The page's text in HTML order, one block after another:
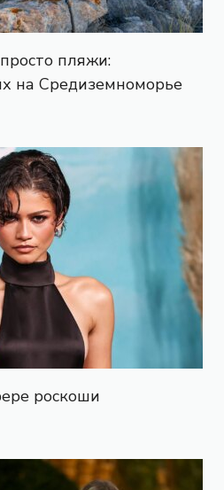
пляжи:
на Средиземноморье
роскоши